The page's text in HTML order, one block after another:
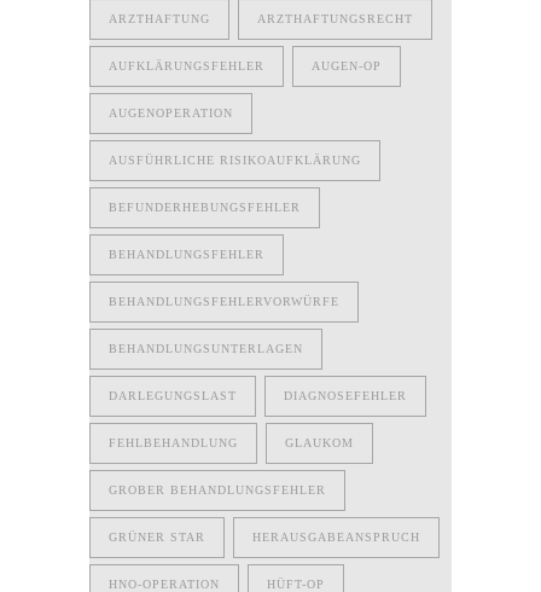
ARZTHAFTUNG ARZTHAFTUNGSRECHT
AUFKLÄRUNGSFEHLER AUGEN-OP
AUGENOPERATION
AUSFÜHRLICHE RISIKOAUFKLÄRUNG
BEFUNDERHEBUNGSFEHLER
BEHANDLUNGSFEHLER
BEHANDLUNGSFEHLERVORWÜRFE
BEHANDLUNGSUNTERLAGEN
DARLEGUNGSLAST DIAGNOSEFEHLER
FEHLBEHANDLUNG GLAUKOM
GROBER BEHANDLUNGSFEHLER
GRÜNER STAR HERAUSGABEANSPRUCH
HNO-OPERATION HÜFT-OP